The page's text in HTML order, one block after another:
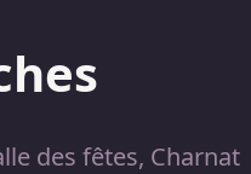
des fêtes, Charnat